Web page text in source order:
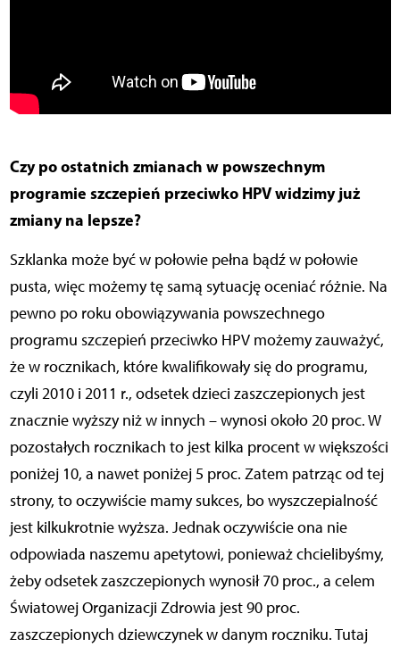
Czy po ostatnich zmianach w powszechnym
programie szczepień przeciwko HPV widzimy już
zmiany na lepsze?
Szklanka może być w połowie pełna bądź w połowie
pusta, więc możemy tę samą sytuację oceniać różnie. Na
pewno po roku obowiązywania powszechnego
programu szczepień przeciwko HPV możemy zauważyć,
że w rocznikach, które kwalifikowały się do programu,
czyli 2010 i 2011 r., odsetek dzieci zaszczepionych jest
znacznie wyższy niż w innych – wynosi około 20 proc. W
pozostałych rocznikach to jest kilka procent w większości
poniżej 10, a nawet poniżej 5 proc. Zatem patrząc od tej
strony, to oczywiście mamy sukces, bo wyszczepialność
jest kilkukrotnie wyższa. Jednak oczywiście ona nie
odpowiada naszemu apetytowi, ponieważ chcielibyśmy,
żeby odsetek zaszczepionych wynosił 70 proc., a celem
Światowej Organizacji Zdrowia jest 90 proc.
zaszczepionych dziewczynek w danym roczniku. Tutaj